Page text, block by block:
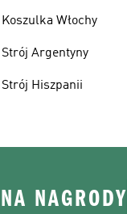
Koszulka Włochy
Strój Argentyny
Strój Hiszpanii
NAGRODY